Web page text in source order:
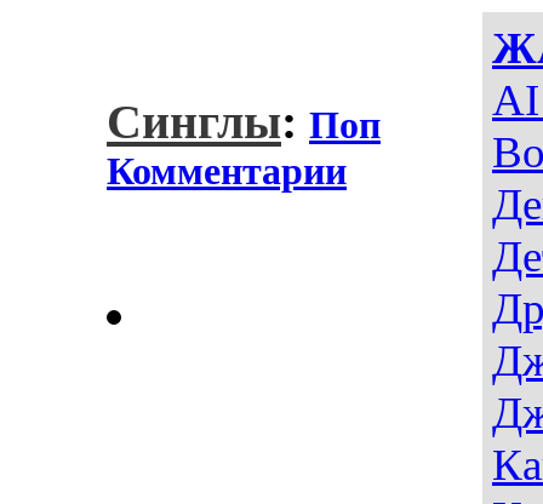
AI
Синглы: Поп
Комментарии